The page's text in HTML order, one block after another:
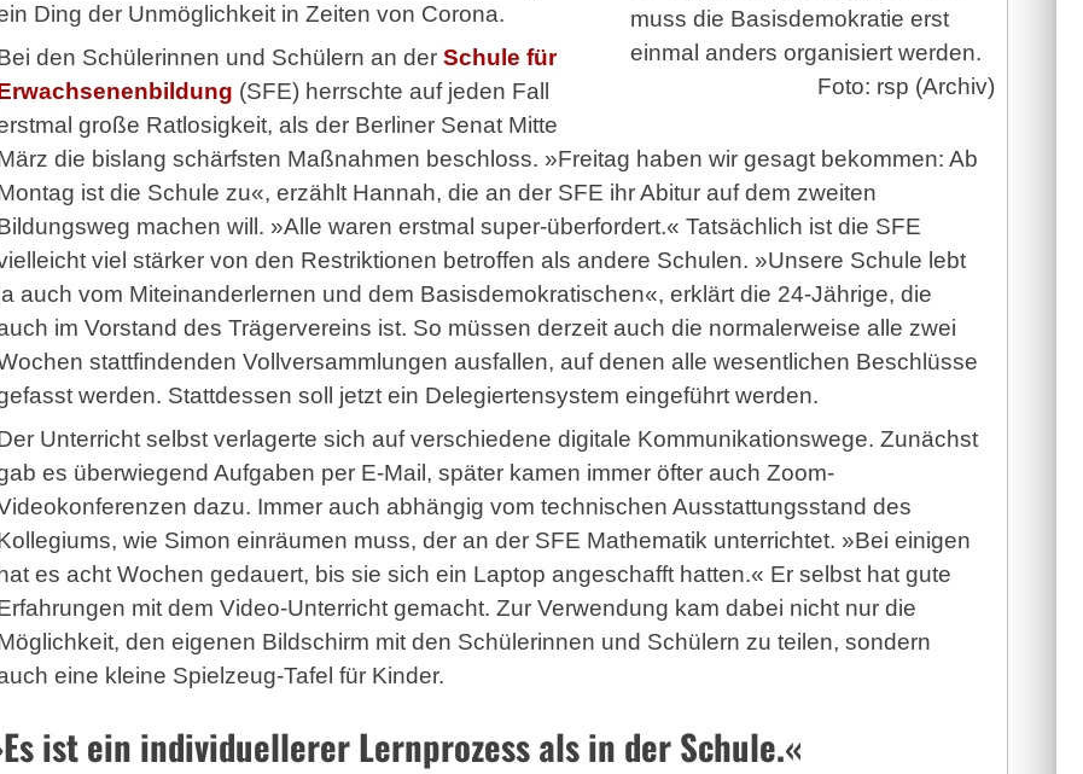
muss die Basisdemokratie erst
einmal anders organisiert werden.
Foto: rsp (Archiv)
Ding der Unmöglichkeit in Zeiten von Corona.
den Schülerinnen und Schülern an der Schule für
(SFE) herrschte auf jeden Fall
große Ratlosigkeit, als der Berliner Senat Mitte
die bislang schärfsten Maßnahmen beschloss. »Freitag haben wir gesagt bekommen: Ab
ist die Schule zu«, erzählt Hannah, die an der SFE ihr Abitur auf dem zweiten
machen will. »Alle waren erstmal super-überfordert.« Tatsächlich ist die SFE
viel stärker von den Restriktionen betroffen als andere Schulen. »Unsere Schule lebt
auch vom Miteinanderlernen und dem Basisdemokratischen«, erklärt die 24-Jährige, die
im Vorstand des Trägervereins ist. So müssen derzeit auch die normalerweise alle zwei
stattfindenden Vollversammlungen ausfallen, auf denen alle wesentlichen Beschlüsse
werden. Stattdessen soll jetzt ein Delegiertensystem eingeführt werden.
Unterricht selbst verlagerte sich auf verschiedene digitale Kommunikationswege. Zunächst
es überwiegend Aufgaben per E-Mail, später kamen immer öfter auch Zoom-
dazu. Immer auch abhängig vom technischen Ausstattungsstand des
wie Simon einräumen muss, der an der SFE Mathematik unterrichtet. »Bei einigen
es acht Wochen gedauert, bis sie sich ein Laptop angeschafft hatten.« Er selbst hat gute
mit dem Video-Unterricht gemacht. Zur Verwendung kam dabei nicht nur die
den eigenen Bildschirm mit den Schülerinnen und Schülern zu teilen, sondern
eine kleine Spielzeug-Tafel für Kinder.
ist ein individuellerer Lernprozess als in der Schule.«